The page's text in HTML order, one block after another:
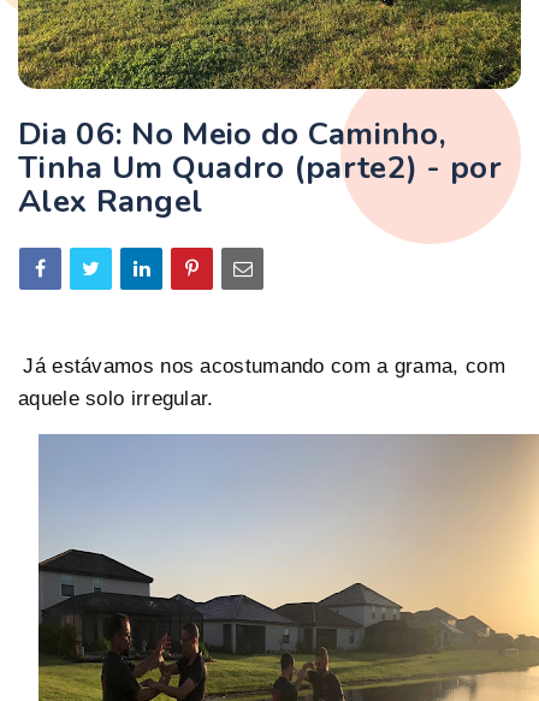
Dia 06: No Meio do Caminho,
Tinha Um Quadro (parte2) - por
Alex Rangel
Já estávamos nos acostumando com a grama, com
aquele solo irregular.